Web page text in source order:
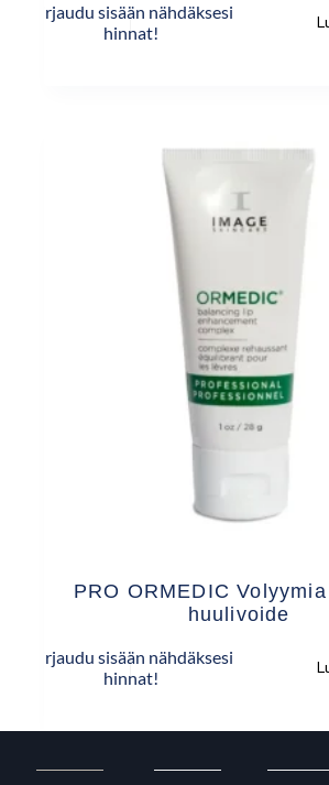
Kirjaudu sisään nähdäksesi
hinnat!
PRO ORMEDIC
huulivoide
Kirjaudu sisään nähdäksesi
hinnat!